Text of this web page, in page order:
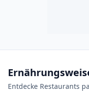
Entdecke Restaurants